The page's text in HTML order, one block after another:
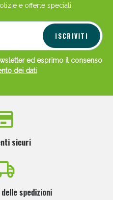
e offerte speciali
ISCRIVITI
ed esprimo il consenso
dei dati
sicuri
spedizioni